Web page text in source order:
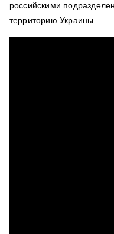
российскими
территорию Украины.